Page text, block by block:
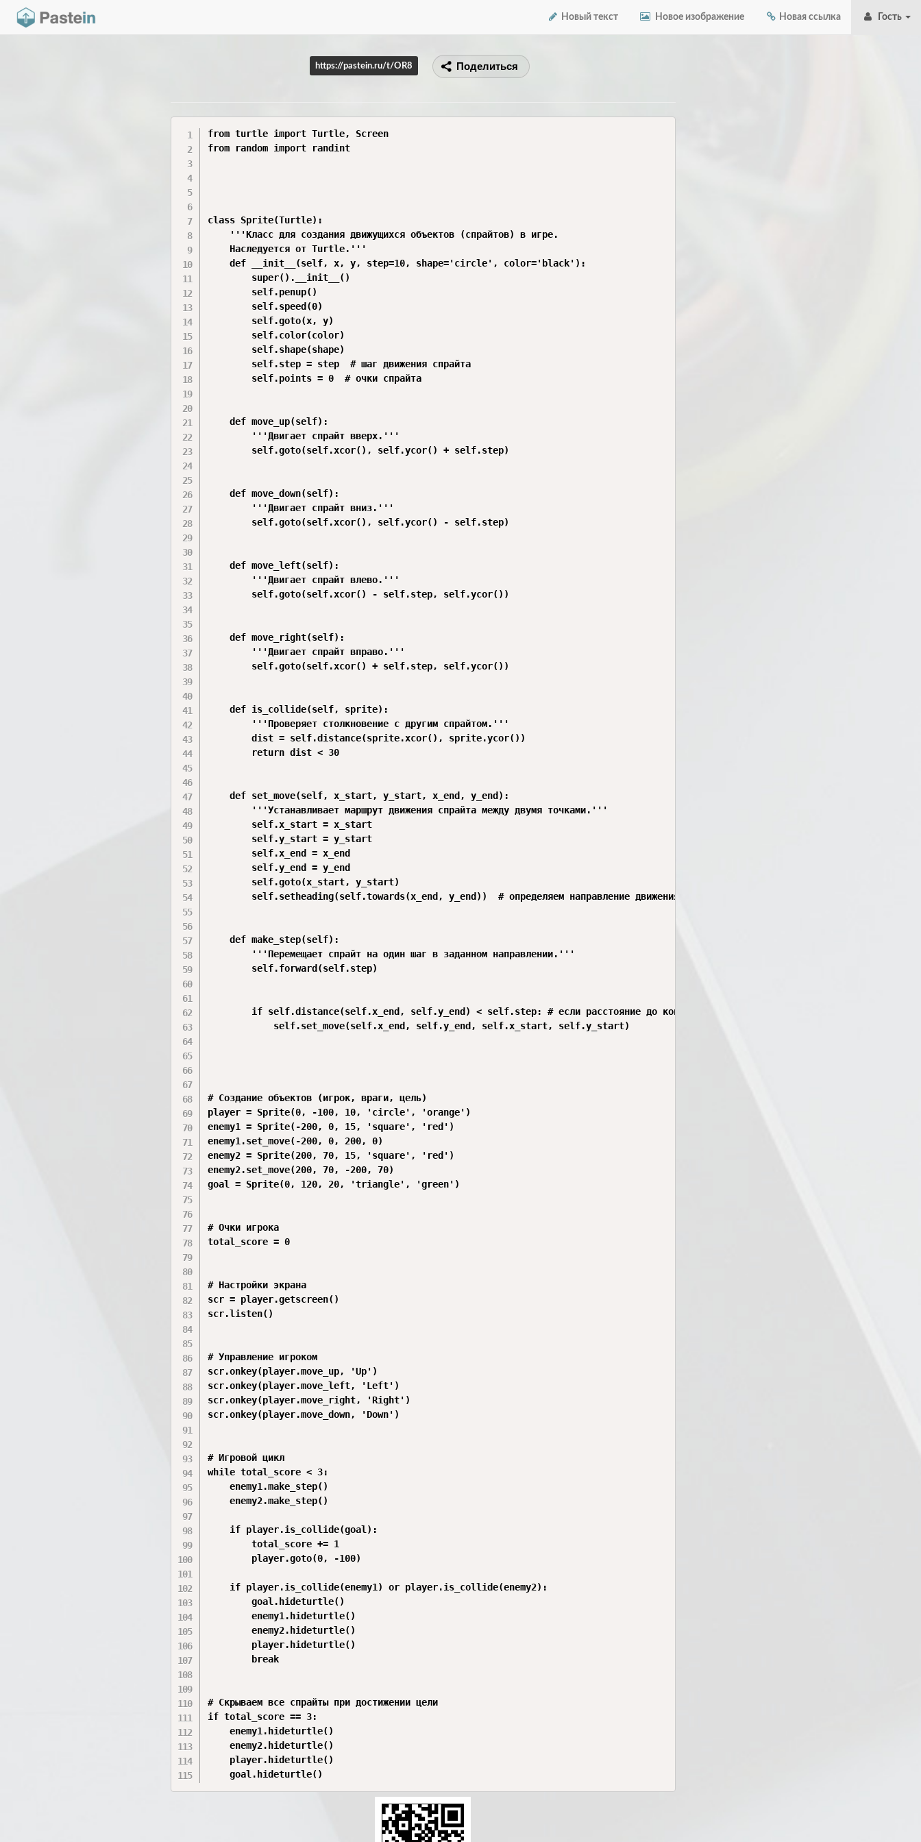
Новый текст Новое изображение Новая ссылка Гость
https://pastein.ru/t/OR8 Поделиться
from turtle import Turtle, Screen
from random import randint
class Sprite(Turtle):
    '''Класс для создания движущихся объектов (спрайтов) в игре.
    Наследуется от Turtle.'''
    def __init__(self, x, y, step=10, shape='circle', color='black'):
        super().__init__()
        self.penup()
        self.speed(0)
        self.goto(x, y)
        self.color(color)
        self.shape(shape)
        self.step = step  # шаг движения спрайта
        self.points = 0  # очки спрайта
    def move_up(self):
        '''Двигает спрайт вверх.'''
        self.goto(self.xcor(), self.ycor() + self.step)
    def move_down(self):
        '''Двигает спрайт вниз.'''
        self.goto(self.xcor(), self.ycor() - self.step)
    def move_left(self):
        '''Двигает спрайт влево.'''
        self.goto(self.xcor() - self.step, self.ycor())
    def move_right(self):
        '''Двигает спрайт вправо.'''
        self.goto(self.xcor() + self.step, self.ycor())
    def is_collide(self, sprite):
        '''Проверяет столкновение с другим спрайтом.'''
        dist = self.distance(sprite.xcor(), sprite.ycor())
        return dist < 30
    def set_move(self, x_start, y_start, x_end, y_end):
        '''Устанавливает маршрут движения спрайта между двумя точками.'''
        self.x_start = x_start
        self.y_start = y_start
        self.x_end = x_end
        self.y_end = y_end
        self.goto(x_start, y_start)
        self.setheading(self.towards(x_end, y_end))  # определяем направление движения
    def make_step(self):
        '''Перемещает спрайт на один шаг в заданном направлении.'''
        self.forward(self.step)
        if self.distance(self.x_end, self.y_end) < self.step: # если расстояние до конечной точки меньше шага, меняем направление
            self.set_move(self.x_end, self.y_end, self.x_start, self.y_start)
# Создание объектов (игрок, враги, цель)
player = Sprite(0, -100, 10, 'circle', 'orange')
enemy1 = Sprite(-200, 0, 15, 'square', 'red')
enemy1.set_move(-200, 0, 200, 0)
enemy2 = Sprite(200, 70, 15, 'square', 'red')
enemy2.set_move(200, 70, -200, 70)
goal = Sprite(0, 120, 20, 'triangle', 'green')
# Очки игрока
total_score = 0
# Настройки экрана
scr = player.getscreen()
scr.listen()
# Управление игроком
scr.onkey(player.move_up, 'Up')
scr.onkey(player.move_left, 'Left')
scr.onkey(player.move_right, 'Right')
scr.onkey(player.move_down, 'Down')
# Игровой цикл
while total_score < 3:
    enemy1.make_step()
    enemy2.make_step()
    if player.is_collide(goal):
        total_score += 1
        player.goto(0, -100)
    if player.is_collide(enemy1) or player.is_collide(enemy2):
        goal.hideturtle()
        enemy1.hideturtle()
        enemy2.hideturtle()
        player.hideturtle()
        break
# Скрываем все спрайты при достижении цели
if total_score == 3:
    enemy1.hideturtle()
    enemy2.hideturtle()
    player.hideturtle()